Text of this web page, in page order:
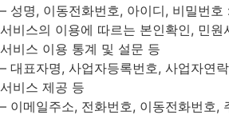
– 성명, 이동전화번호, 아이디, 비밀번호
서비스의 이용에 따르는 본인확인, 민원
서비스 이용 통계 및 설문 등
– 대표자명, 사업자등록번호, 사업자연
서비스 제공 등
– 이메일주소, 전화번호, 이동전화번호,